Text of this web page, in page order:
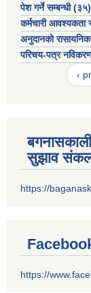
पेश गर्ने सम्बन्धी
कर्मचारी आवश्यकता
अनुदानको
परिचय-पत्र
‹
सुझाव
https://
https://